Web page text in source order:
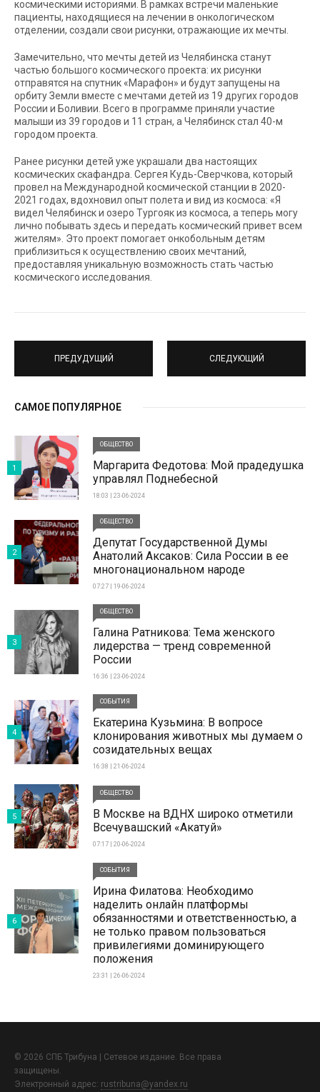
космическими историями. В рамках встречи маленькие
пациенты, находящиеся на лечении в онкологическом
отделении, создали свои рисунки, отражающие их мечты.
Замечительно, что мечты детей из Челябинска станут
частью большого космического проекта: их рисунки
отправятся на спутник «Марафон» и будут запущены на
орбиту Земли вместе с мечтами детей из 19 других городов
России и Боливии. Всего в программе приняли участие
малыши из 39 городов и 11 стран, а Челябинск стал 40-м
городом проекта.
Ранее рисунки детей уже украшали два настоящих
космических скафандра. Сергея Кудь-Сверчкова, который
провел на Международной космической станции в 2020-
2021 годах, вдохновил опыт полета и вид из космоса: «Я
видел Челябинск и озеро Тургояк из космоса, а теперь могу
лично побывать здесь и передать космический привет всем
жителям». Это проект помогает онкобольным детям
приблизиться к осуществлению своих мечтаний,
предоставляя уникальную возможность стать частью
космического исследования.
ПРЕДУДУЩИЙ СЛЕДУЮЩИЙ
САМОЕ ПОПУЛЯРНОЕ
ОБЩЕСТВО
Маргарита Федотова: Мой прадедушка
управлял Поднебесной
18:03 | 23-06-2024
1
ОБЩЕСТВО
Депутат Государственной Думы
Анатолий Аксаков: Сила России в ее
многонациональном народе
07:27 | 19-06-2024
2
ОБЩЕСТВО
Галина Ратникова: Тема женского
лидерства — тренд современной
России
16:36 | 23-06-2024
3
СОБЫТИЯ
Екатерина Кузьмина: В вопросе
клонирования животных мы думаем о
созидательных вещах
16:38 | 21-06-2024
4
ОБЩЕСТВО
В Москве на ВДНХ широко отметили
Всечувашский «Акатуй»
07:17 | 20-06-2024
5
СОБЫТИЯ
Ирина Филатова: Необходимо
наделить онлайн платформы
обязанностями и ответственностью, а
не только правом пользоваться
привилегиями доминирующего
положения
23:31 | 26-06-2024
6
© 2026 СПБ Трибуна | Сетевое издание. Все права
защищены.
Электронный адрес: rustribuna@yandex.ru